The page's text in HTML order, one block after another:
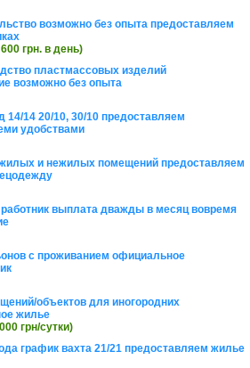
возможно без опыта предоставляем
грн. в день)
пластмассовых изделий
возможно без опыта
14/14 20/10, 30/10 предоставляем
удобствами
жилых и нежилых помещений предоставляем
выплата дважды в месяц вовремя
с проживанием официальное
объектов для иногородних
жилье
грн/сутки)
график вахта 21/21 предоставляем жилье